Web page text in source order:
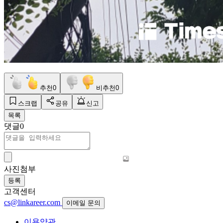
추천0 비추천0
스크랩 공유
신고
목록
댓글0
사진첨부
등록
고객센터
cs@linkareer.com
이메일 문의